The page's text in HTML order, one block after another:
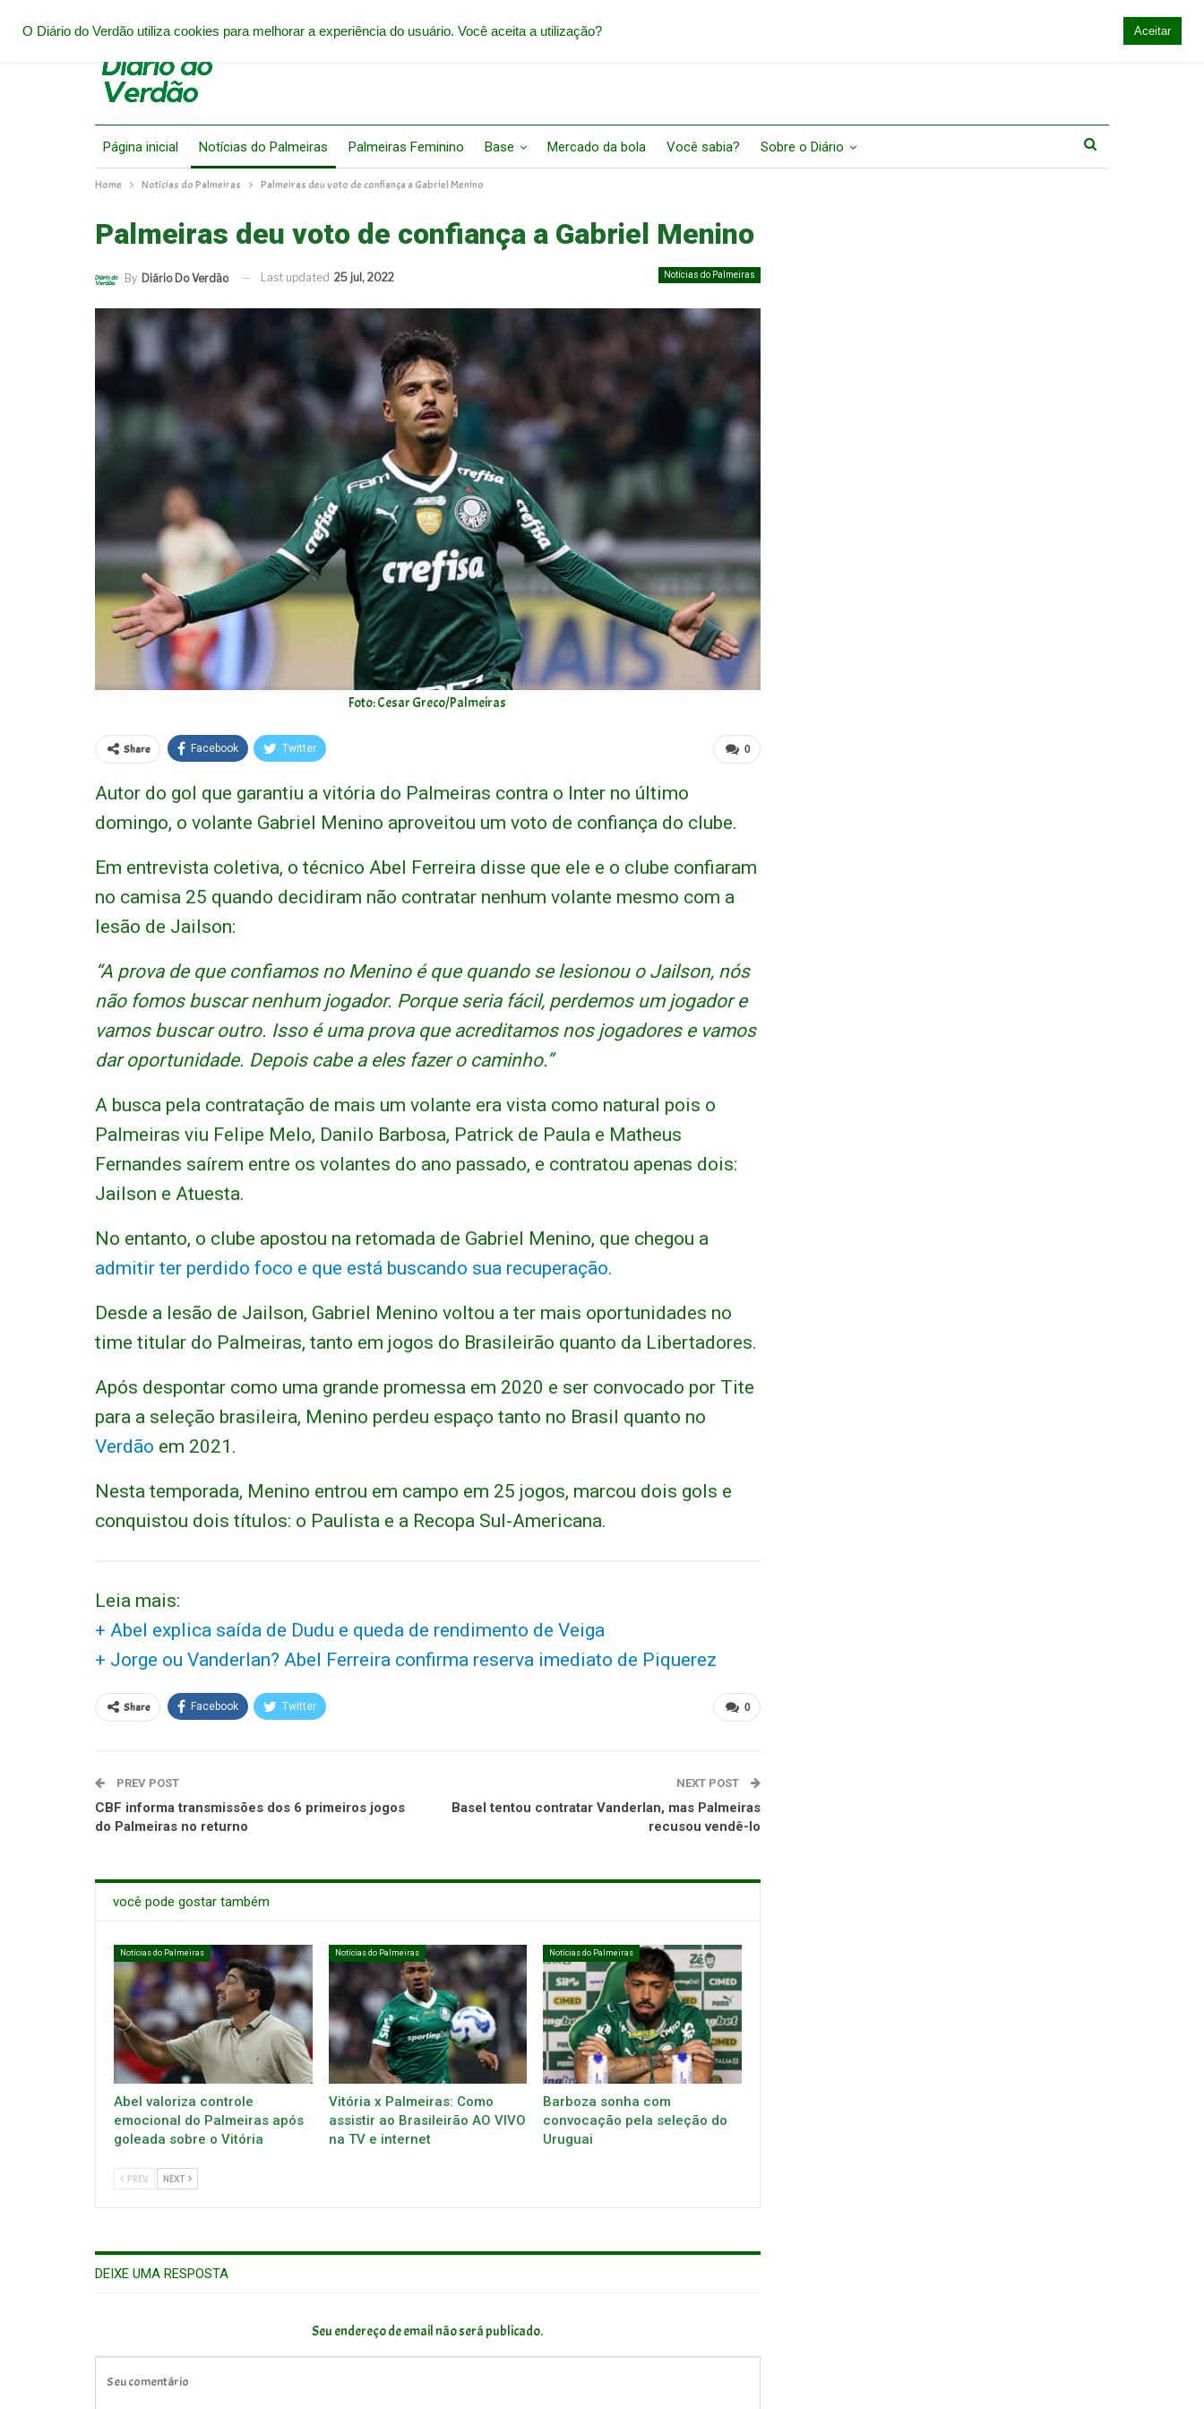
Página inicial Notícias do Palmeiras Palmeiras Feminino Base Mercado da bola Você sabia? Sobre o Diário
Home Notícias do Palmeiras Palmeiras deu voto de confiança a Gabriel Menino
Palmeiras deu voto de confiança a Gabriel Menino
Notícias do Palmeiras
By Diário Do Verdão Last updated 25 jul, 2022
Foto: Cesar Greco/Palmeiras
0
Share Facebook Twitter
Autor do gol que garantiu a vitória do Palmeiras contra o Inter no último
domingo, o volante Gabriel Menino aproveitou um voto de confiança do clube.
Em entrevista coletiva, o técnico Abel Ferreira disse que ele e o clube confiaram
no camisa 25 quando decidiram não contratar nenhum volante mesmo com a
lesão de Jailson:
“A prova de que confiamos no Menino é que quando se lesionou o Jailson, nós
não fomos buscar nenhum jogador. Porque seria fácil, perdemos um jogador e
vamos buscar outro. Isso é uma prova que acreditamos nos jogadores e vamos
dar oportunidade. Depois cabe a eles fazer o caminho.”
A busca pela contratação de mais um volante era vista como natural pois o
Palmeiras viu Felipe Melo, Danilo Barbosa, Patrick de Paula e Matheus
Fernandes saírem entre os volantes do ano passado, e contratou apenas dois:
Jailson e Atuesta.
No entanto, o clube apostou na retomada de Gabriel Menino, que chegou a
admitir ter perdido foco e que está buscando sua recuperação.
Desde a lesão de Jailson, Gabriel Menino voltou a ter mais oportunidades no
time titular do Palmeiras, tanto em jogos do Brasileirão quanto da Libertadores.
Após despontar como uma grande promessa em 2020 e ser convocado por Tite
para a seleção brasileira, Menino perdeu espaço tanto no Brasil quanto no
Verdão em 2021.
Nesta temporada, Menino entrou em campo em 25 jogos, marcou dois gols e
conquistou dois títulos: o Paulista e a Recopa Sul-Americana.
Leia mais:
+ Abel explica saída de Dudu e queda de rendimento de Veiga
+ Jorge ou Vanderlan? Abel Ferreira confirma reserva imediato de Piquerez
0
Share Facebook Twitter
PREV POST
CBF informa transmissões dos 6 primeiros jogos
do Palmeiras no returno
NEXT POST
Basel tentou contratar Vanderlan, mas Palmeiras
recusou vendê-lo
você pode gostar também
Notícias do Palmeiras
Abel valoriza controle
emocional do Palmeiras após
goleada sobre o Vitória
Notícias do Palmeiras
Vitória x Palmeiras: Como
assistir ao Brasileirão AO VIVO
na TV e internet
Notícias do Palmeiras
Barboza sonha com
convocação pela seleção do
Uruguai
PREV NEXT
DEIXE UMA RESPOSTA
Seu endereço de email não será publicado.
O Diário do Verdão utiliza cookies para melhorar a experiência do usuário. Você aceita a utilização? Aceitar